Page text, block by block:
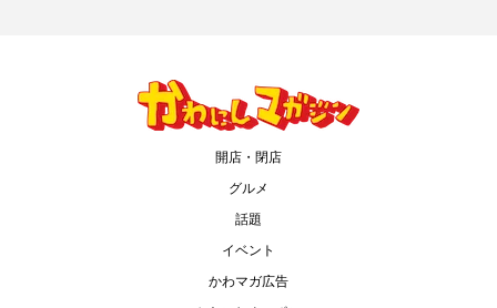
開店・閉店
グルメ
話題
イベント
かわマガ広告